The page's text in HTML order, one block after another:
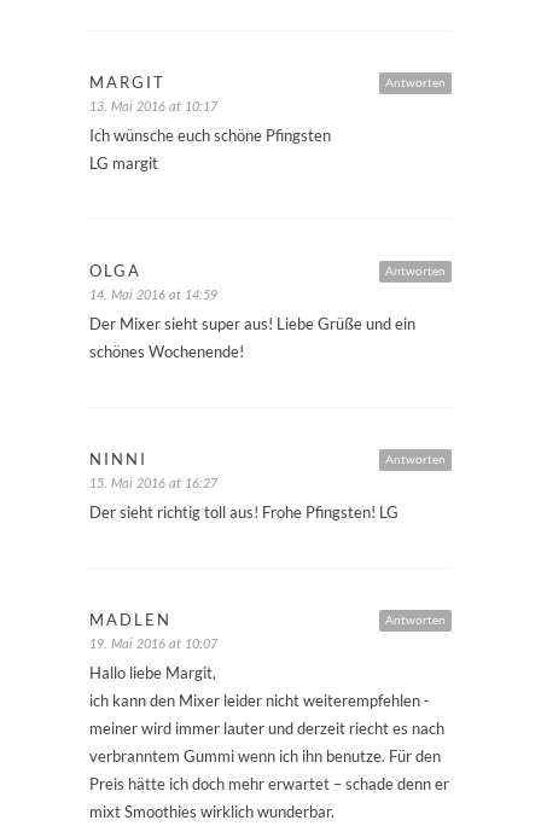
Antworten
MARGIT
13. Mai 2016 at 10:17
Ich wünsche euch schöne Pfingsten
LG margit
Antworten
OLGA
14. Mai 2016 at 14:59
Der Mixer sieht super aus! Liebe Grüße und ein
schönes Wochenende!
Antworten
NINNI
15. Mai 2016 at 16:27
Der sieht richtig toll aus! Frohe Pfingsten! LG
Antworten
MADLEN
19. Mai 2016 at 10:07
Hallo liebe Margit,
ich kann den Mixer leider nicht weiterempfehlen -
meiner wird immer lauter und derzeit riecht es nach
verbranntem Gummi wenn ich ihn benutze. Für den
Preis hätte ich doch mehr erwartet – schade denn er
mixt Smoothies wirklich wunderbar.